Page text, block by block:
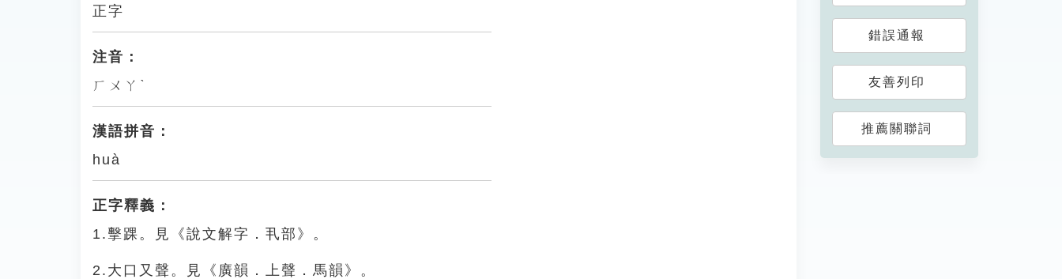
正字
注音：
ㄏㄨㄚˋ
漢語拼音：
huà
正字釋義：
1.擊踝。見《說文解字．丮部》。
2.大口又聲。見《廣韻．上聲．馬韻》。
錯誤通報
友善列印
推薦關聯詞